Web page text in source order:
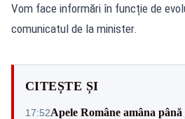
Vom face informări în funcție de
comunicatul de la minister.
CITEȘTE ȘI
17:52Apele Române amâna